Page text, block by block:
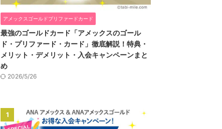
アメックスゴールドプリファードカード
最強のゴールドカード「アメックスのゴール
ド・プリファード・カード」徹底解説！特典・
メリット・デメリット・入会キャンペーンまと
め
2026/5/26
1